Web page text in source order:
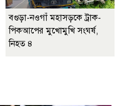
বগুড়া-নওগাঁ মহাসড়কে ট্রাক-
পিকআপের মুখোমুখি সংঘর্ষ,
নিহত ৪